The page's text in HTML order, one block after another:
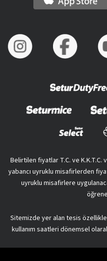
Belirtilen fiyatlar T.C. ve
yabancı uyruklu misafirlerden
uyruklu misafirlere
Sitemizde yer alan tesis
kullanım saatleri dönemsel